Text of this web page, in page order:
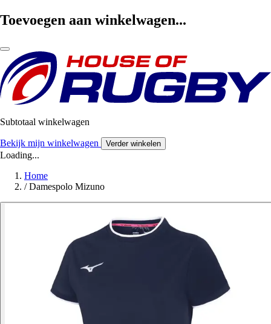
Toevoegen aan winkelwagen...
Subtotaal winkelwagen
Bekijk mijn winkelwagen Verder winkelen
Loading...
Home
/ Damespolo Mizuno